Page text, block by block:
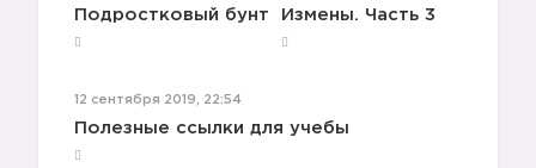
🎁
Подростковый бунт Измены. Часть 3
12 сентября 2019, 22:54
Полезные ссылки для учебы